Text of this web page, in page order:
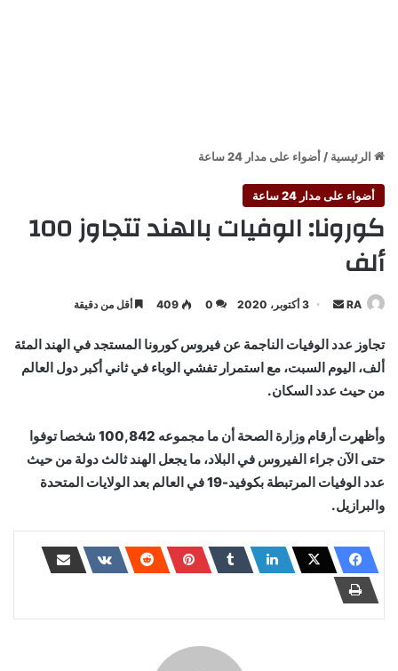
الرئيسية / أضواء على مدار 24 ساعة
أضواء على مدار 24 ساعة
كورونا: الوفيات بالهند تتجاوز 100
ألف
RA
أرسل
إلكترونيا
3 أكتوبر، 2020 0
409 أقل من دقيقة
تجاوز عدد الوفيات الناجمة عن فيروس كورونا المستجد في الهند المئة
ألف، اليوم السبت، مع استمرار تفشي الوباء في ثاني أكبر دول العالم
من حيث عدد السكان.
وأظهرت أرقام وزارة الصحة أن ما مجموعه 100,842 شخصا توفوا
حتى الآن جراء الفيروس في البلاد، ما يجعل الهند ثالث دولة من حيث
عدد الوفيات المرتبطة بكوفيد-19 في العالم بعد الولايات المتحدة
والبرازيل.